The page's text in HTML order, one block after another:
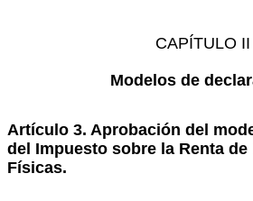
CAPÍTULO II
Modelos de
Artículo 3. Aprobación del
del Impuesto sobre la Renta de
Físicas.